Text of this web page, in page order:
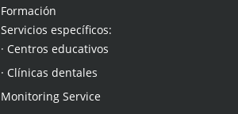
Formación
Servicios específicos:
· Centros educativos
· Clínicas dentales
Monitoring Service